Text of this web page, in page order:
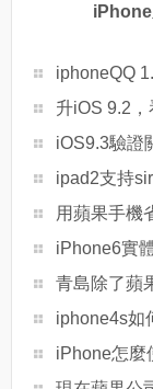
iPhone
升iOS 9.2
iOS9.3驗證
ipad2支持
用蘋果手機
iPhone6實
iphone4s如
iPhone怎麼